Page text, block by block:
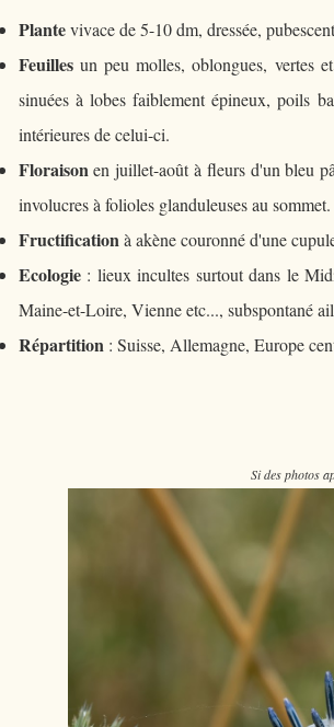
Plantevivace de 5-10 dm, dressée,
Feuillesun peu molles, oblongues, vertes et
sinuées à lobes faiblement épineux, poils
intérieures de celui-ci.
Floraison en juillet-août à fleurs d'un bleu
involucres à folioles glanduleuses au sommet.
Fructification à akène couronné d'une
Ecologie: lieux incultes surtout dans le
Maine-et-Loire, Vienne etc..., subspontané
Répartition : Suisse, Allemagne, Europe
Si des photos